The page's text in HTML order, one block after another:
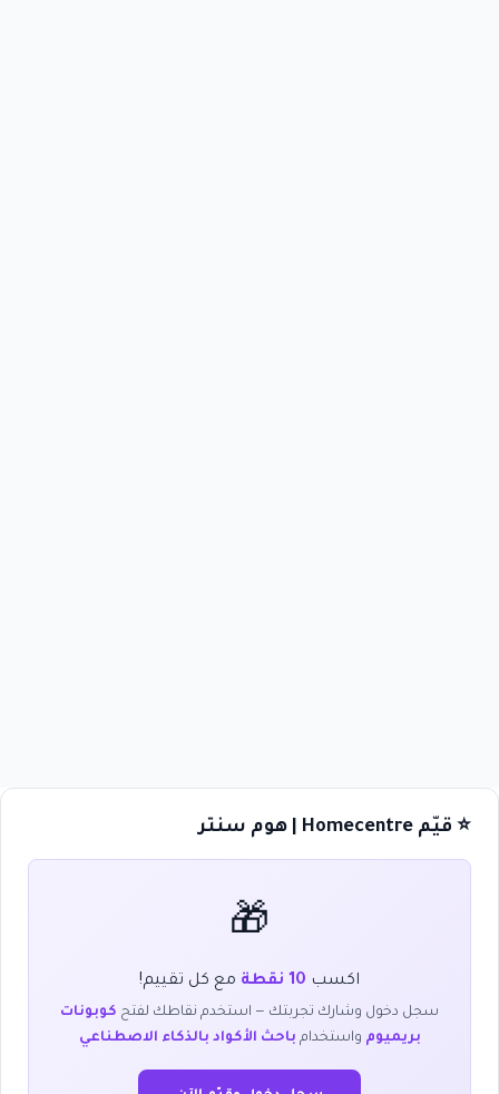
⭐ قيّم Homecentre | هوم سنتر
🎁
اكسب 10 نقطة مع كل تقييم!
سجل دخول وشارك تجربتك — استخدم نقاطك لفتح كوبونات
بريميوم واستخدام باحث الأكواد بالذكاء الاصطناعي